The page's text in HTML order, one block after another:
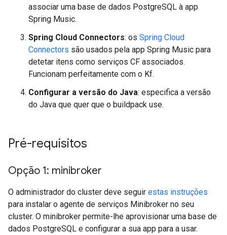
associar uma base de dados PostgreSQL à app
Spring Music.
Spring Cloud Connectors: os Spring Cloud
Connectors são usados pela app Spring Music para
detetar itens como serviços CF associados.
Funcionam perfeitamente com o Kf.
Configurar a versão do Java: especifica a versão
do Java que quer que o buildpack use.
Pré-requisitos
Opção 1: minibroker
O administrador do cluster deve seguir estas instruções
para instalar o agente de serviços Minibroker no seu
cluster. O minibroker permite-lhe aprovisionar uma base de
dados PostgreSQL e configurar a sua app para a usar.